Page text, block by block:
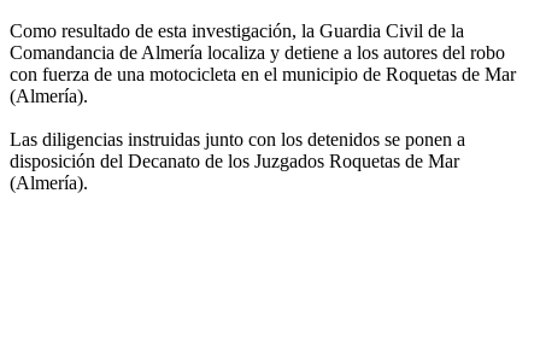
Como resultado de esta investigación, la Guardia Civil de la
Comandancia de Almería localiza y detiene a los autores del robo
con fuerza de una motocicleta en el municipio de Roquetas de Mar
(Almería).
Las diligencias instruidas junto con los detenidos se ponen a
disposición del Decanato de los Juzgados Roquetas de Mar
(Almería).